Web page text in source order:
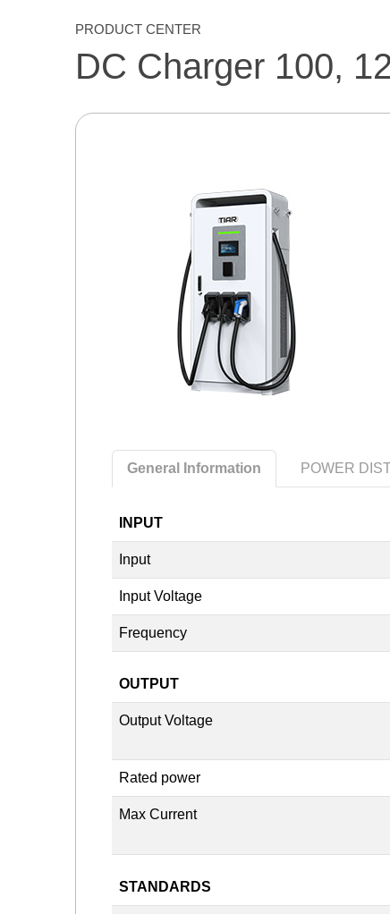
PRODUCT CENTER
DC Charger 100,
General Information POWER
INPUT
Input
Input Voltage
Frequency
OUTPUT
Output Voltage
Rated power
Max Current
STANDARDS